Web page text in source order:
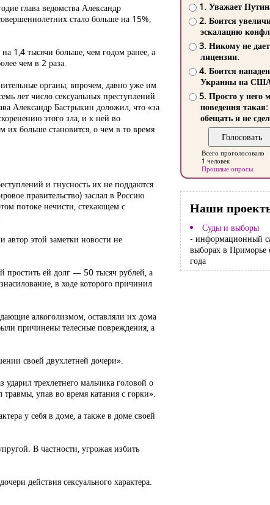
глава ведомства Александр
стало больше на 15%,
1,4 тысячи больше, чем годом ранее, а
чем в 2 раза.
органы, впрочем, давно уже им
лет число сексуальных преступлений
Александр Бастрыкин доложил, что «за
этого зла, и к ней во
их больше становится, о чем в то время
и гнусность их не поддаются
правительство) заслал в Россию
потоке нечисти, стекающем с
автор этой заметки новости не
простить ей долг — 50 тысяч рублей, а
в ходе которого причинил
алкоголизмом, оставляли их дома
причинены телесные повреждения, а
своей двухлетней дочери».
трехлетнего мальчика головой о
упав во время катания с горки».
у себя в доме, а также в доме своей
В частности, угрожая избить
действия сексуального характера.
1. Уважает
2. Боится
эскалацию
3. Никому не
лицензии.
4. Боится
Украины на
5. Просто у него
поведения такая:
обещать и не
Всего проголосовало
1 человек
Прошлые опросы
Наши
Суды и выборы
- информационный
выборах в Приморье
года